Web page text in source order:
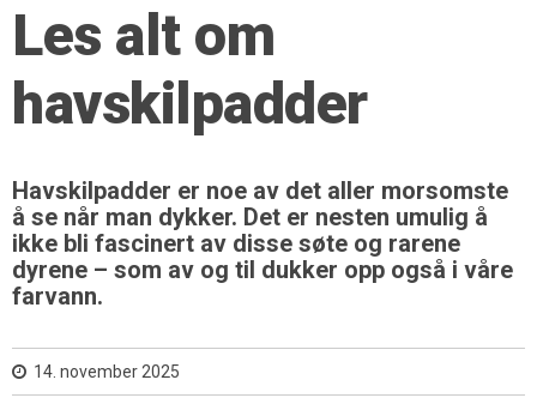
Les alt om
havskilpadder
Havskilpadder er noe av det aller morsomste
å se når man dykker. Det er nesten umulig å
ikke bli fascinert av disse søte og rarene
dyrene – som av og til dukker opp også i våre
farvann.
14. november 2025